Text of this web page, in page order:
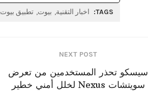
TAGS: اخبار التقنية بيوت تطبيق بيوت
NEXT POST
سيسكو تحذر المستخدمين من تعرض
سويتشات Nexus لخلل أمني خطير